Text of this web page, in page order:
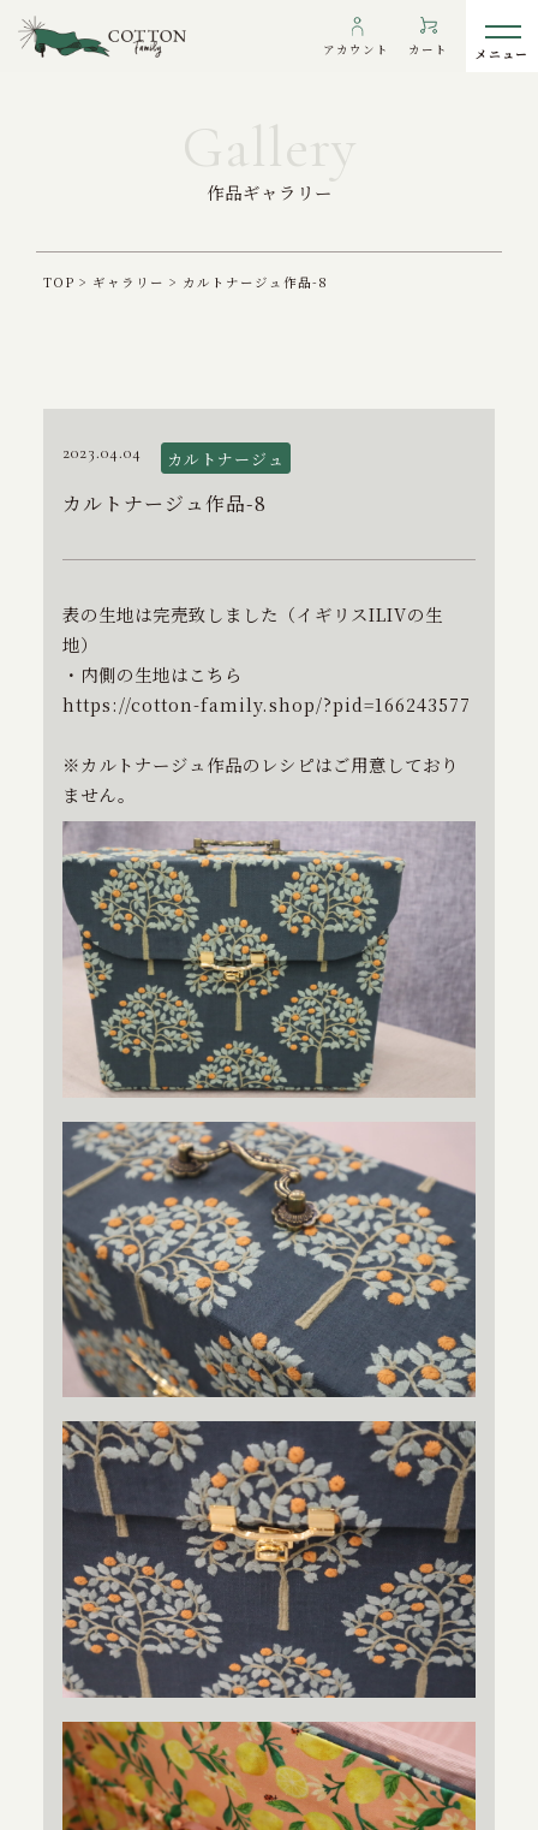
アカウント カート
ご利用ガイド
プライバシーポリシー
作品ギャラリー
TOP > ギャラリー > カルトナージュ作品-8
2023.04.04 カルトナージュ
カルトナージュ作品-8
表の生地は完売致しました（イギリスILIVの生
地）
・内側の生地はこちら
https://cotton-family.shop/?pid=166243577
※カルトナージュ作品のレシピはご用意しており
ません。